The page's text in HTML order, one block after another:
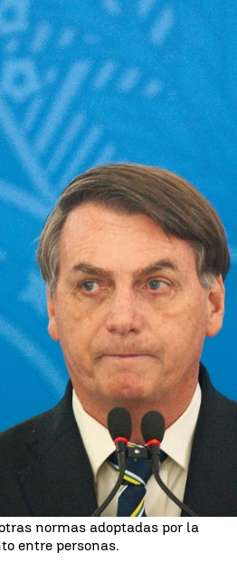
WhatsappFacebook
X
presidente brasileño,Jair
contra el coronavirus cuando esté
a hacer en diversas ocasiones.
Borelli, de un tribunal del
pasado
es obligatorio el uso de
un decreto dictado por las
más negacionistas del
Brasilia sin la máscara, en una
en actos y
normas adoptadas por la
entre personas.